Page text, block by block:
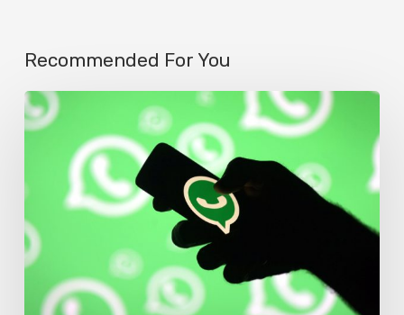
Recommended For You
Un
llamado
un
paquete
costó